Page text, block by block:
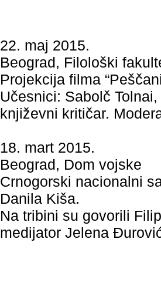
22. maj 2015.
Beograd, Filološki
Projekcija filma
Učesnici: Sabolč
književni kritičar.
18. mart 2015.
Beograd, Dom vojske
Crnogorski nacionalni
Danila Kiša.
Na tribini su govorili
medijator Jelena